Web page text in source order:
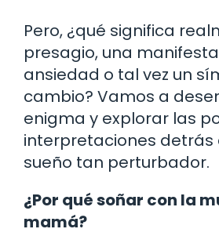
Pero, ¿qué significa
presagio, una
ansiedad o tal vez un
cambio? Vamos a
enigma y explorar las
interpretaciones detrás
sueño tan perturbador.
¿Por qué soñar con la
mamá?